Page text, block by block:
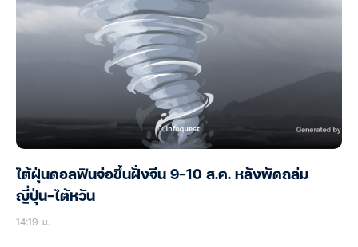
ไต้ฝุ่นดอลฟินจ่อขึ้นฝั่งจีน 9-10 ส.ค. หลังพัดถล่ม
ญี่ปุ่น-ไต้หวัน
14:19 น.